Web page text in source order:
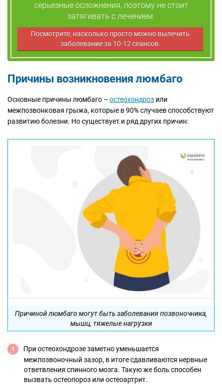
серьезные осложнения, поэтому не стоит
затягивать с лечением.
Посмотрите, насколько просто можно вылечить
заболевание за 10-12 сеансов.
Причины возникновения люмбаго
Основные причины люмбаго – остеохондроз или
межпозвонковая грыжа, которые в 90% случаев способствуют
развитию болезни. Но существует и ряд других причин:
Причиной люмбаго могут быть заболевания позвоночника,
мышц, тяжелые нагрузки
При остеохондрозе заметно уменьшается
межпозвоночный зазор, в итоге сдавливаются нервные
ответвления спинного мозга. Такую же боль способен
вызвать остеопороз или остеоартрит.